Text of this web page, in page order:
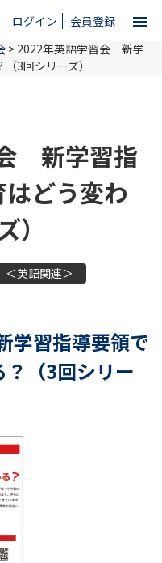
ログイン 会員登録 menu
> 2022年英語学習会 新学
3回シリーズ）
新学習指
どう変わ
英語関連＞
習指導要領で
（3回シリー